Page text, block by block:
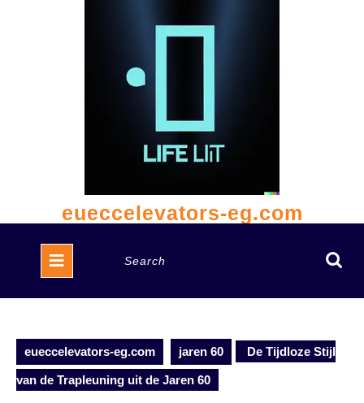
eueccelevators-eg.com
Open
Button
eueccelevators-eg.com jaren 60 De Tijdloze Stijl
van de Trapleuning uit de Jaren 60